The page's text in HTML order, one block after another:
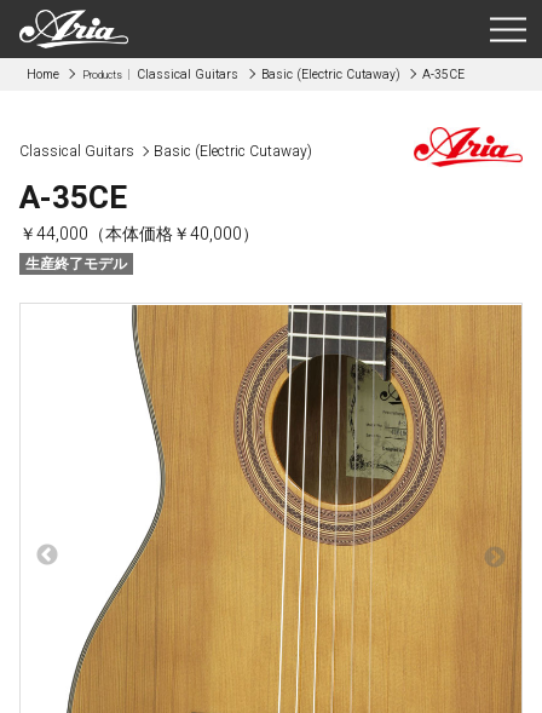
Home Products Classical Guitars Basic (Electric Cutaway) A-35CE
Classical Guitars Basic (Electric Cutaway)
A-35CE
￥44,000（本体価格￥40,000）
生産終了モデル